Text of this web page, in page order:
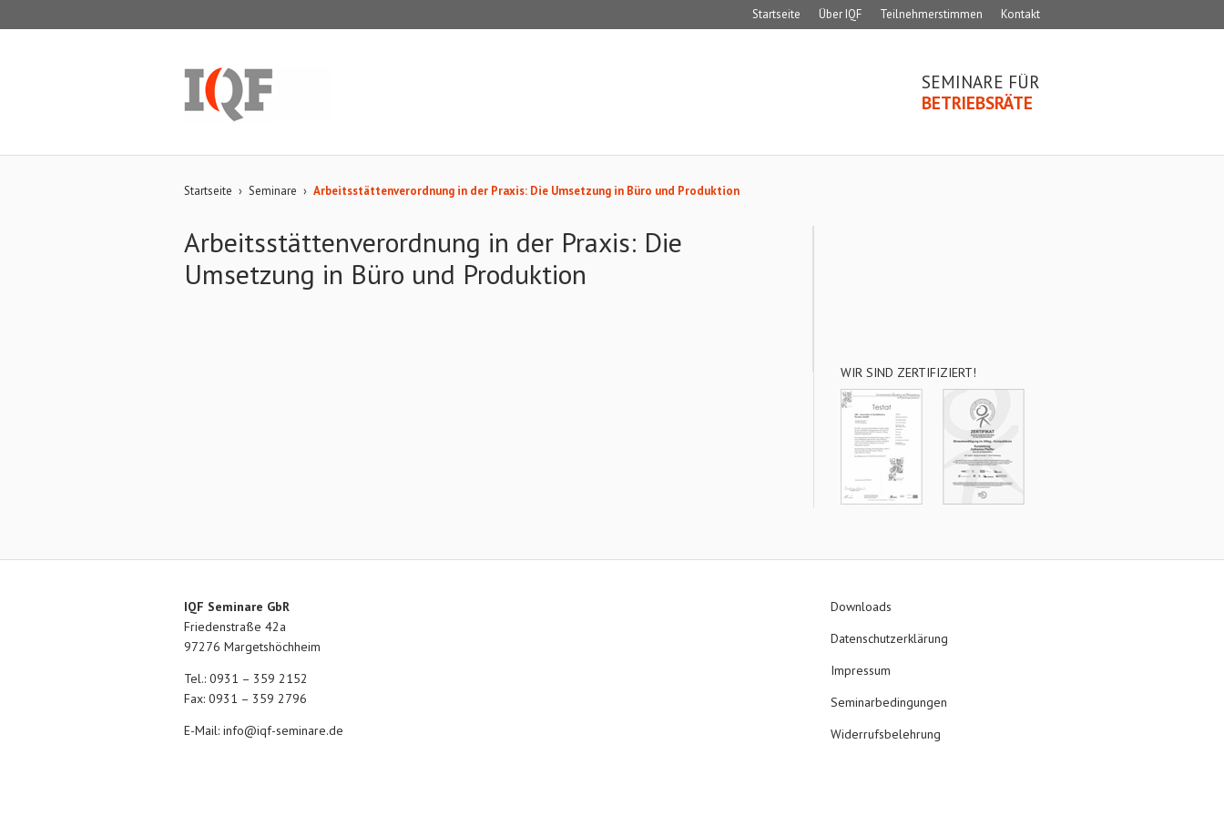
Startseite Über IQF Teilnehmerstimmen Kontakt
SEMINARE FÜR
BETRIEBSRÄTE
Startseite › Seminare › Arbeitsstättenverordnung in der Praxis: Die Umsetzung in Büro und Produktion
Arbeitsstättenverordnung in der Praxis: Die
Umsetzung in Büro und Produktion
WIR SIND ZERTIFIZIERT!
IQF Seminare GbR
Friedenstraße 42a
97276 Margetshöchheim
Tel.: 0931 – 359 2152
Fax: 0931 – 359 2796
E-Mail: info@iqf-seminare.de
Downloads
Datenschutzerklärung
Impressum
Seminarbedingungen
Widerrufsbelehrung